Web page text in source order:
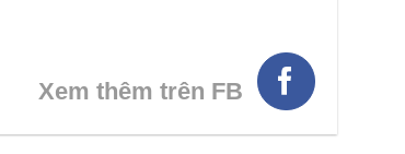
Xem thêm trên FB